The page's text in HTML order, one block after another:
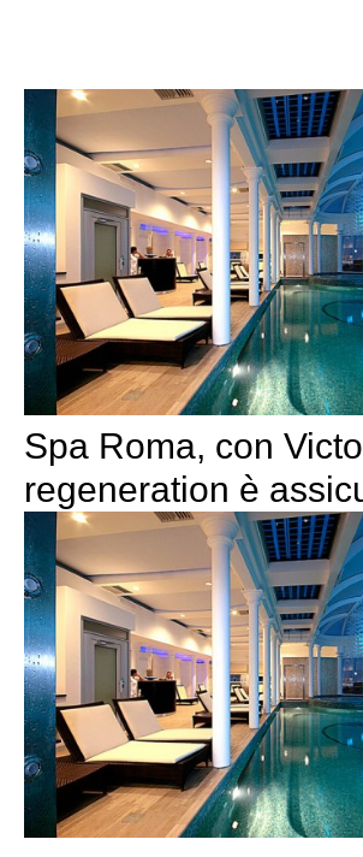
Spa Roma, con
regeneration è